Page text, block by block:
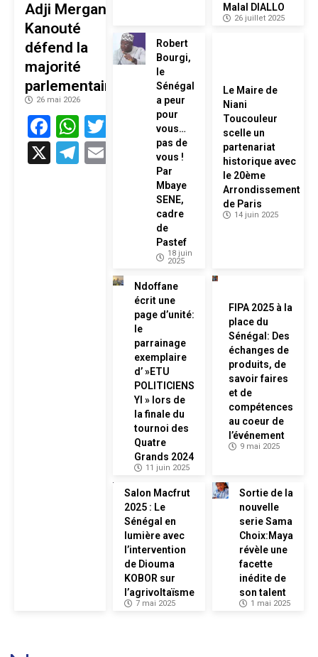
Adji Mergane
Kanouté
défend la
majorité
parlementaire
26 mai 2026
Facebook
WhatsApp
Twitter
X
Telegram
Email
Malal DIALLO
26 juillet 2025
Robert
Bourgi,
le
Sénégal
a peur
pour
vous…
pas de
vous !
Par
Mbaye
SENE,
cadre
de
Pastef
18 juin
2025
Le Maire de
Niani
Toucouleur
scelle un
partenariat
historique avec
le 20ème
Arrondissement
de Paris
14 juin 2025
Ndoffane
écrit une
page d’unité:
le
parrainage
exemplaire
d’ »ETU
POLITICIENS
YI » lors de
la finale du
tournoi des
Quatre
Grands 2024
11 juin 2025
FIPA 2025 à la
place du
Sénégal: Des
échanges de
produits, de
savoir faires
et de
compétences
au coeur de
l’événement
9 mai 2025
Salon Macfrut
2025 : Le
Sénégal en
lumière avec
l’intervention
de Diouma
KOBOR sur
l’agrivoltaïsme
7 mai 2025
Sortie de la
nouvelle
serie Sama
Choix:Maya
révèle une
facette
inédite de
son talent
1 mai 2025